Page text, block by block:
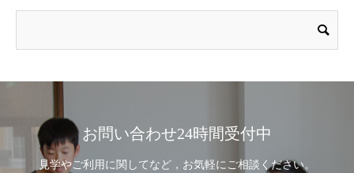
お問い合わせ24時間受付中
見学やご利用に関してなど，お気軽にご相談ください。